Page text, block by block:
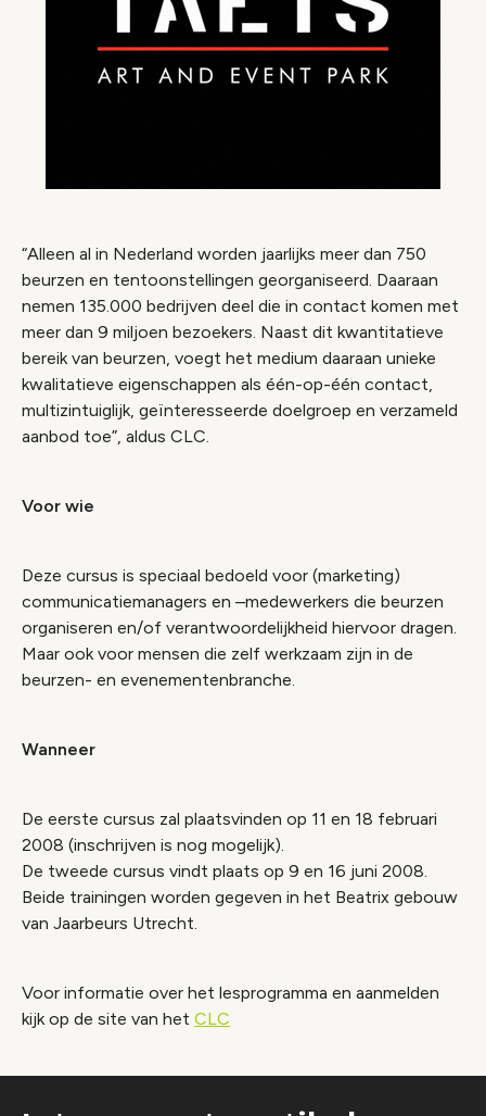
“Alleen al in Nederland worden jaarlijks meer dan 750
beurzen en tentoonstellingen georganiseerd. Daaraan
nemen 135.000 bedrijven deel die in contact komen met
meer dan 9 miljoen bezoekers. Naast dit kwantitatieve
bereik van beurzen, voegt het medium daaraan unieke
kwalitatieve eigenschappen als één-op-één contact,
multizintuiglijk, geïnteresseerde doelgroep en verzameld
aanbod toe”, aldus CLC.
Voor wie
Deze cursus is speciaal bedoeld voor (marketing)
communicatiemanagers en –medewerkers die beurzen
organiseren en/of verantwoordelijkheid hiervoor dragen.
Maar ook voor mensen die zelf werkzaam zijn in de
beurzen- en evenementenbranche.
Wanneer
De eerste cursus zal plaatsvinden op 11 en 18 februari
2008 (inschrijven is nog mogelijk).
De tweede cursus vindt plaats op 9 en 16 juni 2008.
Beide trainingen worden gegeven in het Beatrix gebouw
van Jaarbeurs Utrecht.
Voor informatie over het lesprogramma en aanmelden
kijk op de site van het CLC